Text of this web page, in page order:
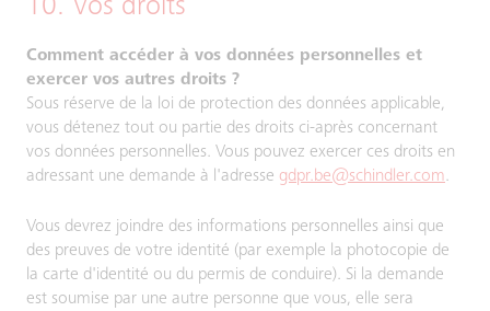
10. Vos droits
Comment accéder à vos données personnelles et
exercer vos autres droits ?
Sous réserve de la loi de protection des données applicable,
vous détenez tout ou partie des droits ci-après concernant
vos données personnelles. Vous pouvez exercer ces droits en
adressant une demande à l'adresse gdpr.be@schindler.com.
Vous devrez joindre des informations personnelles ainsi que
des preuves de votre identité (par exemple la photocopie de
la carte d'identité ou du permis de conduire). Si la demande
est soumise par une autre personne que vous, elle sera